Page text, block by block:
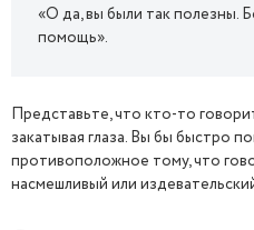
«О да, вы были так полезны.
помощь».
Представьте, что кто-то
закатывая глаза. Вы бы быстро
противоположное тому, что
насмешливый или